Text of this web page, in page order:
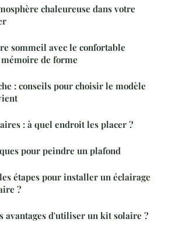
chaleureuse dans votre
sommeil avec le confortable
de forme
: conseils pour choisir le modèle
: à quel endroit les placer ?
pour peindre un plafond
étapes pour installer un éclairage
?
avantages d'utiliser un kit solaire ?